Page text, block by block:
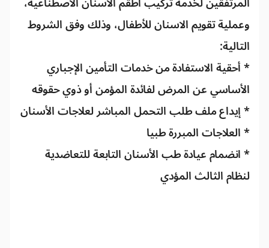
وعملية تقويم الاسنان للأطفال، وذلك وفق الشروط
التالية:
* أحقية الاستفادة من خدمات التأمين الإجباري
الأساسي عن المرض لفائدة المؤمن أو ذوي حقوقه
* إيداع ملف طلب التحمل المباشر لعلاجات الأسنان
* العلاجات المبررة طبيا
* انضمام عيادة طب الأسنان التابعة للتعاضدية
لنظام الثالث المؤدي